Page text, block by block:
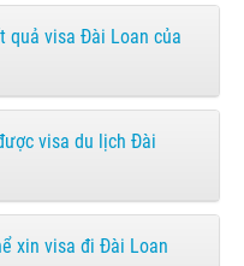
quả visa Đài Loan của
visa du lịch Đài
xin visa đi Đài Loan